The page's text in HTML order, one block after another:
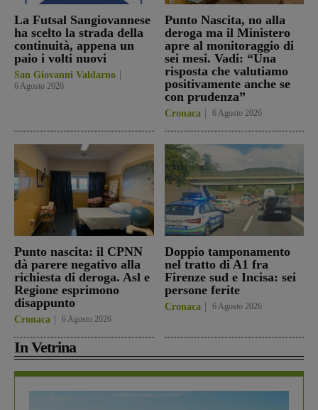
La Futsal Sangiovannese
ha scelto la strada della
continuità, appena un
paio i volti nuovi
San Giovanni Valdarno
6 Agosto 2026
Punto Nascita, no alla
deroga ma il Ministero
apre al monitoraggio di
sei mesi. Vadi: “Una
risposta che valutiamo
positivamente anche se
con prudenza”
Cronaca 6 Agosto 2026
Punto nascita: il CPNN
dà parere negativo alla
richiesta di deroga. Asl e
Regione esprimono
disappunto
Cronaca 6 Agosto 2026
Doppio tamponamento
nel tratto di A1 fra
Firenze sud e Incisa: sei
persone ferite
Cronaca 6 Agosto 2026
In Vetrina